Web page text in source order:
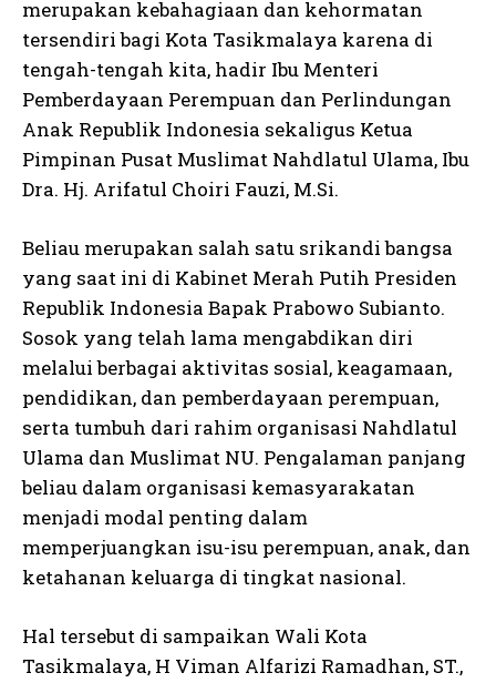
merupakan kebahagiaan dan kehormatan
tersendiri bagi Kota Tasikmalaya karena di
tengah-tengah kita, hadir Ibu Menteri
Pemberdayaan Perempuan dan Perlindungan
Anak Republik Indonesia sekaligus Ketua
Pimpinan Pusat Muslimat Nahdlatul Ulama, Ibu
Dra. Hj. Arifatul Choiri Fauzi, M.Si.
Beliau merupakan salah satu srikandi bangsa
yang saat ini di Kabinet Merah Putih Presiden
Republik Indonesia Bapak Prabowo Subianto.
Sosok yang telah lama mengabdikan diri
melalui berbagai aktivitas sosial, keagamaan,
pendidikan, dan pemberdayaan perempuan,
serta tumbuh dari rahim organisasi Nahdlatul
Ulama dan Muslimat NU. Pengalaman panjang
beliau dalam organisasi kemasyarakatan
menjadi modal penting dalam
memperjuangkan isu-isu perempuan, anak, dan
ketahanan keluarga di tingkat nasional.
Hal tersebut di sampaikan Wali Kota
Tasikmalaya, H Viman Alfarizi Ramadhan, ST.,